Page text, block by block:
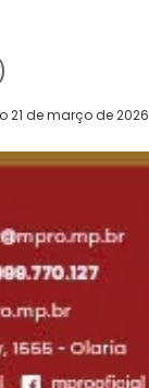
21 de março de 2026